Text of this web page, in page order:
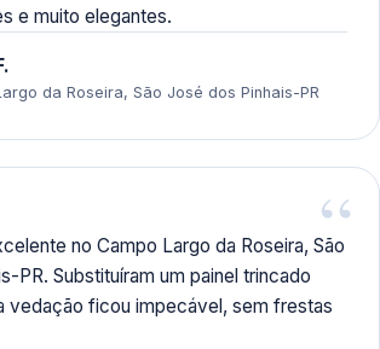
e muito elegantes.
da Roseira, São José dos Pinhais-PR
no Campo Largo da Roseira, São
PR. Substituíram um painel trincado
vedação ficou impecável, sem frestas